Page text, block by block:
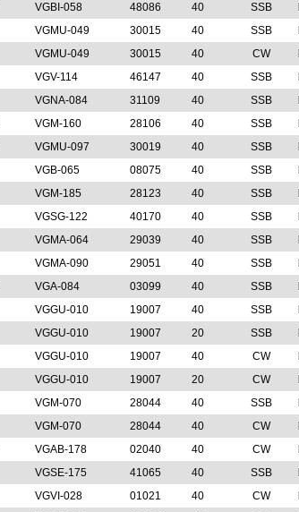
VGBI-058 48086 40 SSB
VGMU-049 30015 40 SSB
VGMU-049 30015 40 CW
VGV-114 46147 40 SSB
VGNA-084 31109 40 SSB
VGM-160 28106 40 SSB
VGMU-097 30019 40 SSB
VGB-065 08075 40 SSB
VGM-185 28123 40 SSB
VGSG-122 40170 40 SSB
VGMA-064 29039 40 SSB
VGMA-090 29051 40 SSB
VGA-084 03099 40 SSB
VGGU-010 19007 40 SSB
VGGU-010 19007 20 SSB
VGGU-010 19007 40 CW
VGGU-010 19007 20 CW
VGM-070 28044 40 SSB
VGM-070 28044 40 CW
VGAB-178 02040 40 CW
VGSE-175 41065 40 SSB
VGVI-028 01021 40 CW